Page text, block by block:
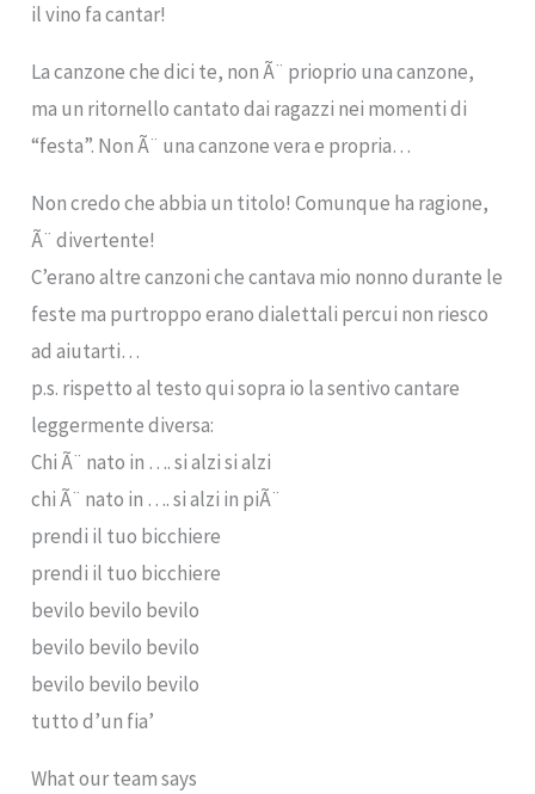
il vino fa cantar!
La canzone che dici te, non Ã¨ prioprio una canzone,
ma un ritornello cantato dai ragazzi nei momenti di
“festa”. Non Ã¨ una canzone vera e propria…
Non credo che abbia un titolo! Comunque ha ragione,
Ã¨ divertente!
C’erano altre canzoni che cantava mio nonno durante le
feste ma purtroppo erano dialettali percui non riesco
ad aiutarti…
p.s. rispetto al testo qui sopra io la sentivo cantare
leggermente diversa:
Chi Ã¨ nato in …. si alzi si alzi
chi Ã¨ nato in …. si alzi in piÃ¨
prendi il tuo bicchiere
prendi il tuo bicchiere
bevilo bevilo bevilo
bevilo bevilo bevilo
bevilo bevilo bevilo
tutto d’un fia’
What our team says